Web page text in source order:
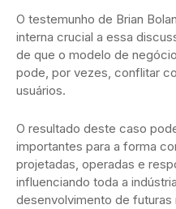
O testemunho de Brian
interna crucial a essa
de que o modelo de
pode, por vezes, conflitar
usuários.
O resultado deste caso
importantes para a forma
projetadas, operadas e
influenciando toda a
desenvolvimento de futuras